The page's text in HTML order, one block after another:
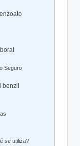
Seguro
benzil
se utiliza?